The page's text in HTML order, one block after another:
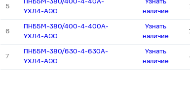
5
ПНБ5М-380/400-4-40А-
УХЛ4-АЭС
Узнать
наличие
6
ПНБ5М-380/400-4-400А-
УХЛ4-АЭС
Узнать
наличие
7
ПНБ5М-380/630-4-630А-
УХЛ4-АЭС
Узнать
наличие